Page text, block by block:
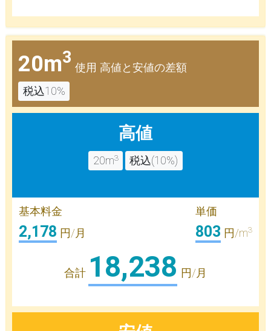
20m3
使用 高値と安値の差額
税込10%
高値
20m3 税込(10%)
基本料金
2,178 円/月
単価
803 円/m3
合計 18,238 円/月